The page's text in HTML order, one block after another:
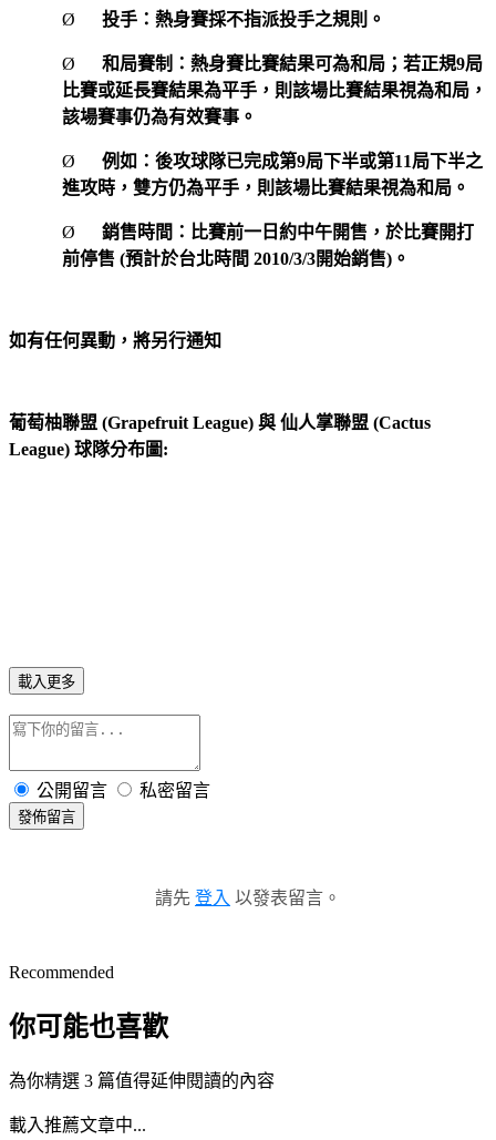
Ø 投手：熱身賽採不指派投手之規則。
Ø 和局賽制：熱身賽比賽結果可為和局；若正規9局
比賽或延長賽結果為平手，則該場比賽結果視為和局，
該場賽事仍為有效賽事。
Ø 例如：後攻球隊已完成第9局下半或第11局下半之
進攻時，雙方仍為平手，則該場比賽結果視為和局。
Ø
銷售時間：比賽前一日約中午開售，於比賽開打
前停售 (預計於台北時間 2010/3/3開始銷售) 。
如有任何異動，將另行通知
葡萄柚聯盟 (Grapefruit League) 與 仙人掌聯盟 (Cactus
League) 球隊分布圖:
載入更多
公開留言 私密留言
發佈留言
請先 登入 以發表留言。
Recommended
你可能也喜歡
為你精選 3 篇值得延伸閱讀的內容
載入推薦文章中...